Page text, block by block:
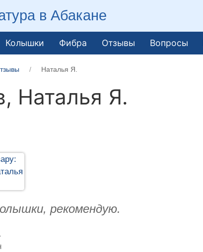
в Абакане
Колышки Фибра Отзывы Вопросы
Наталья Я.
Наталья Я.
рекомендую.